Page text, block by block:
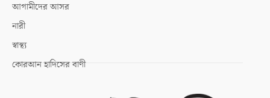
আগামীদের আসর
নারী
স্বাস্থ্য
কোরআন হাদিসের বাণী